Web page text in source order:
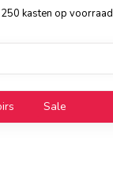
kasten op voorraad
Sale